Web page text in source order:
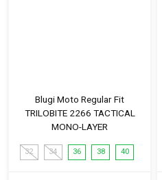
Blugi Moto Regular Fit
TRILOBITE 2266 TACTICAL
MONO-LAYER
32 34 36 38 40